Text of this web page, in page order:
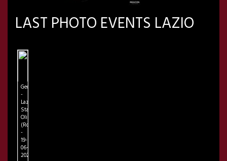
LAST PHOTO EVENTS LAZIO
Geolier
-
Lazio
Stadio
Olimpico
(Roma)
-
19-
06-
2026